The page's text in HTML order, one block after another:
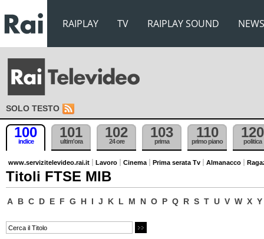
RAIPLAY TV RAIPLAY SOUND NEWS
SOLO TESTO
100
indice
101
ultim'ora
102
24 ore
103
prima
110
primo piano
120
politica
www.servizitelevideo.rai.it Lavoro Cinema Prima serata Tv Almanacco
Titoli FTSE MIB
A B C D E F G H I J K L M N O P Q R S T U V W X Y